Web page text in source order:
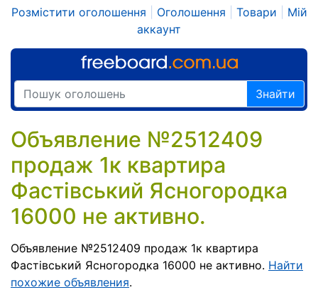
Розмістити оголошення Оголошення Товари
Мій
аккаунт
Знайти
Объявление №2512409
продаж 1к квартира
Фастівський Ясногородка
16000 не активно.
Объявление №2512409 продаж 1к квартира
Фастівський Ясногородка 16000 не активно. Найти
похожие объявления.